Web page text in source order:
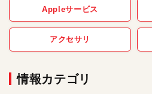
Appleサービス
アクセサリ
情報カテゴリ